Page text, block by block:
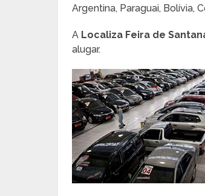
Argentina, Paraguai, Bolívia,
A Localiza Feira de
alugar.